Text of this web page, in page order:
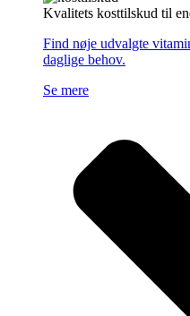
Kvalitets kosttilskud til
Find nøje udvalgte
daglige behov.
Se mere